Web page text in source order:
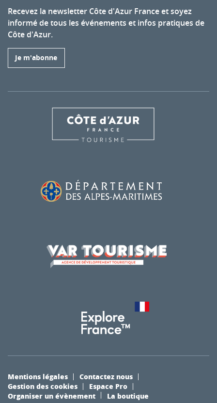
Recevez la newsletter Côte d'Azur France et soyez
informé de tous les événements et infos pratiques de
Côte d'Azur.
Je m'abonne
Mentions légales
Contactez nous
Gestion des cookies
Espace Pro
Organiser un évènement
La boutique